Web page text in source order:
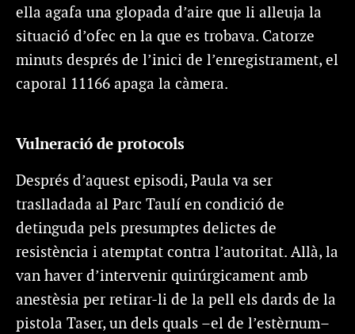
ella agafa una glopada d’aire que li alleuja la
situació d’ofec en la que es trobava. Catorze
minuts després de l’inici de l’enregistrament, el
caporal 11166 apaga la càmera.
Vulneració de protocols
Després d’aquest episodi, Paula va ser
traslladada al Parc Taulí en condició de
detinguda pels presumptes delictes de
resistència i atemptat contra l’autoritat. Allà, la
van haver d’intervenir quirúrgicament amb
anestèsia per retirar-li de la pell els dards de la
pistola Taser, un dels quals –el de l’estèrnum–